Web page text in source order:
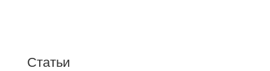
Статьи